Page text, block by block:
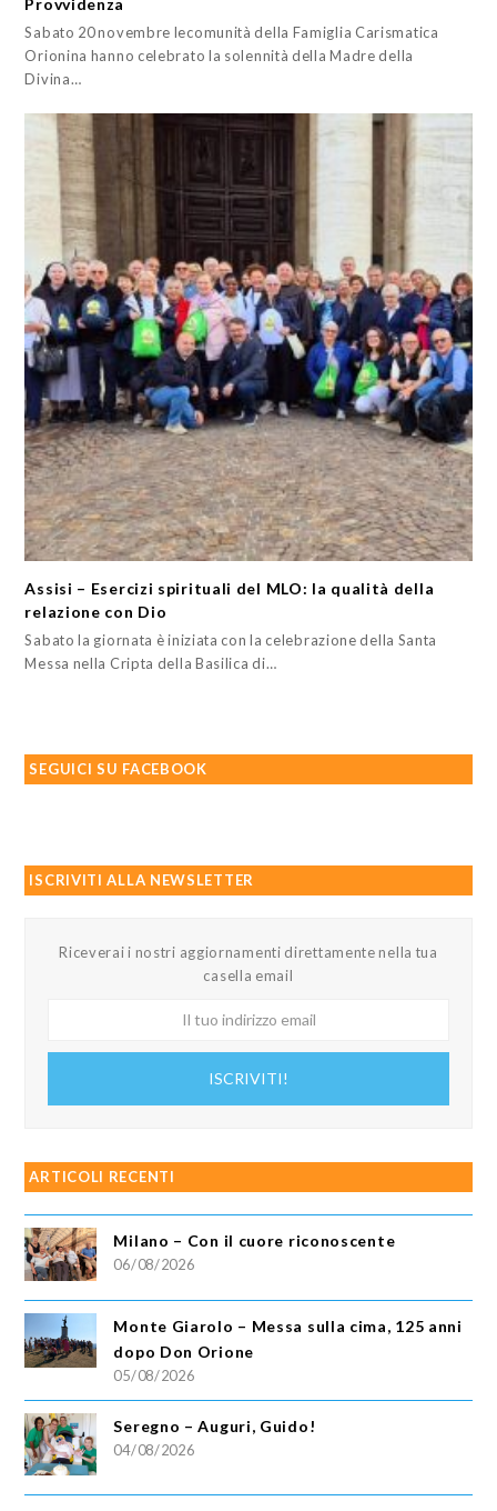
Sabato 20 novembre lecomunità della Famiglia Carismatica
Orionina hanno celebrato la solennità della Madre della
Divina…
Assisi – Esercizi spirituali del MLO: la qualità della
relazione con Dio
Sabato la giornata è iniziata con la celebrazione della Santa
Messa nella Cripta della Basilica di…
SEGUICI SU FACEBOOK
ISCRIVITI ALLA NEWSLETTER
Riceverai i nostri aggiornamenti direttamente nella tua
casella email
ISCRIVITI!
ARTICOLI RECENTI
Milano – Con il cuore riconoscente
06/08/2026
Monte Giarolo – Messa sulla cima, 125 anni
dopo Don Orione
05/08/2026
Seregno – Auguri, Guido!
04/08/2026